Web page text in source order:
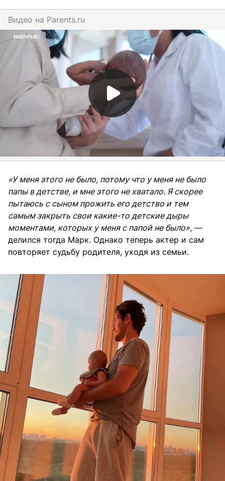
Видео на parents.ru
«У меня этого не было, потому что у меня не было
папы в детстве, и мне этого не хватало. Я скорее
пытаюсь с сыном прожить его детство и тем
самым закрыть свои какие-то детские дыры
моментами, которых у меня с папой не было», —
делился тогда Марк. Однако теперь актер и сам
повторяет судьбу родителя, уходя из семьи.